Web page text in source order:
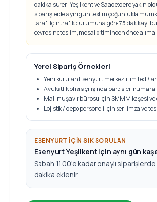
dakika sürer; Yeşilkent ve Saadetdere yakın
siparişlerde aynı gün teslim çoğunlukla
tarafı için trafik durumuna göre 75 dakikayı
çevresine teslim, mesai bitiminden önce
Yerel Sipariş Örnekleri
Yeni kurulan Esenyurt merkezli limited /
Avukatlık ofisi açılışında baro sicil
Mali müşavir bürosu için SMMM kaşesi ve
Lojistik / depo personeli için seri imza ve
ESENYURT IÇIN SIK SORULAN
Esenyurt Yeşilkent için aynı gün
Sabah 11.00'e kadar onaylı
dakika eklenir.